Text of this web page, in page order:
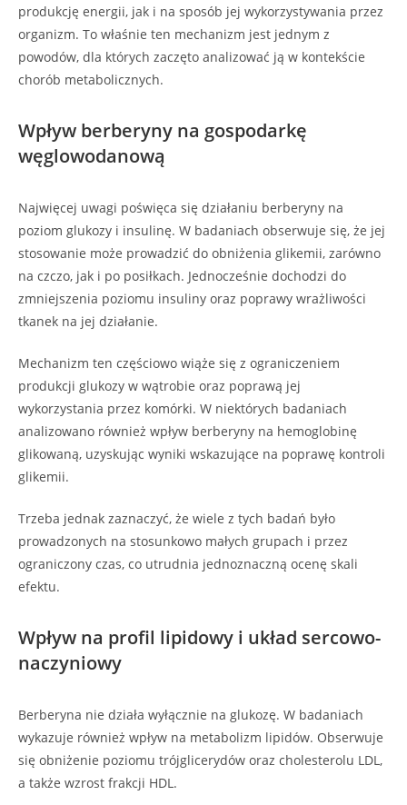
produkcję energii, jak i na sposób jej wykorzystywania przez
organizm. To właśnie ten mechanizm jest jednym z
powodów, dla których zaczęto analizować ją w kontekście
chorób metabolicznych.
Wpływ berberyny na gospodarkę
węglowodanową
Najwięcej uwagi poświęca się działaniu berberyny na
poziom glukozy i insulinę. W badaniach obserwuje się, że jej
stosowanie może prowadzić do obniżenia glikemii, zarówno
na czczo, jak i po posiłkach. Jednocześnie dochodzi do
zmniejszenia poziomu insuliny oraz poprawy wrażliwości
tkanek na jej działanie.
Mechanizm ten częściowo wiąże się z ograniczeniem
produkcji glukozy w wątrobie oraz poprawą jej
wykorzystania przez komórki. W niektórych badaniach
analizowano również wpływ berberyny na hemoglobinę
glikowaną, uzyskując wyniki wskazujące na poprawę kontroli
glikemii.
Trzeba jednak zaznaczyć, że wiele z tych badań było
prowadzonych na stosunkowo małych grupach i przez
ograniczony czas, co utrudnia jednoznaczną ocenę skali
efektu.
Wpływ na profil lipidowy i układ sercowo-
naczyniowy
Berberyna nie działa wyłącznie na glukozę. W badaniach
wykazuje również wpływ na metabolizm lipidów. Obserwuje
się obniżenie poziomu trójglicerydów oraz cholesterolu LDL,
a także wzrost frakcji HDL.